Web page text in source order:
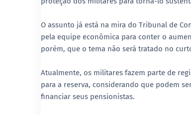
O assunto já está na mira do Tribunal de
pela equipe econômica para conter o
porém, que o tema não será tratado no
Atualmente, os militares fazem parte de
para a reserva, considerando que podem
financiar seus pensionistas.